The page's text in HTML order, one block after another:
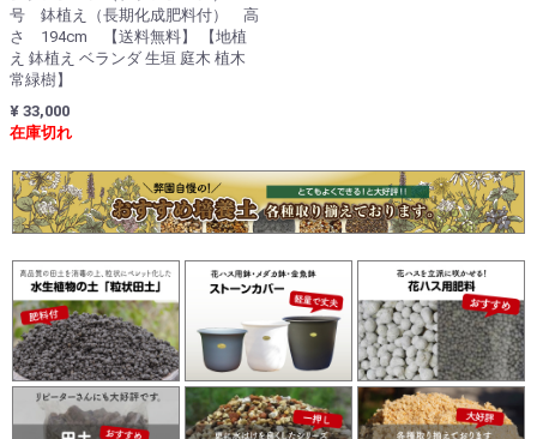
号 鉢植え（長期化成肥料付） 高
さ 194cm 【送料無料】 【地植
え 鉢植え ベランダ 生垣 庭木 植木
常緑樹】
¥ 33,000
在庫切れ